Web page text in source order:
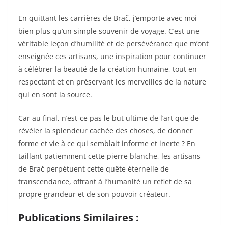
En quittant les carrières de Brač, j’emporte avec moi
bien plus qu’un simple souvenir de voyage. C’est une
véritable leçon d’humilité et de persévérance que m’ont
enseignée ces artisans, une inspiration pour continuer
à célébrer la beauté de la création humaine, tout en
respectant et en préservant les merveilles de la nature
qui en sont la source.
Car au final, n’est-ce pas le but ultime de l’art que de
révéler la splendeur cachée des choses, de donner
forme et vie à ce qui semblait informe et inerte ? En
taillant patiemment cette pierre blanche, les artisans
de Brač perpétuent cette quête éternelle de
transcendance, offrant à l’humanité un reflet de sa
propre grandeur et de son pouvoir créateur.
Publications Similaires :